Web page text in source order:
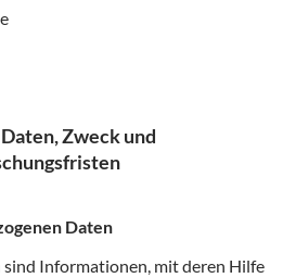
Zweck und
Daten
sind Informationen, mit deren Hilfe